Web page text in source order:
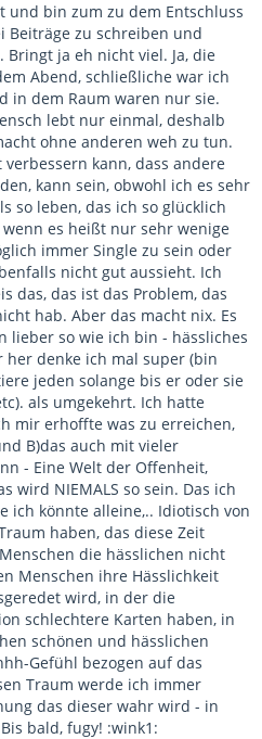
und bin zum zu dem Entschluss
Beiträge zu schreiben und
ja eh nicht viel. Ja, die
Abend, schließliche war ich
in dem Raum waren nur sie.
lebt nur einmal, deshalb
ohne anderen weh zu tun.
kann, dass andere
kann sein, obwohl ich es sehr
so leben, das ich so glücklich
es heißt nur sehr wenige
immer Single zu sein oder
nicht gut aussieht. Ich
das, das ist das Problem, das
hab. Aber das macht nix. Es
lieber so wie ich bin - hässliches
her denke ich mal super (bin
jeden solange bis er oder sie
als umgekehrt. Ich hatte
mir erhoffte was zu erreichen,
B)das auch mit vieler
- Eine Welt der Offenheit,
wird NIEMALS so sein. Das ich
ich könnte alleine,.. Idiotisch von
haben, das diese Zeit
die hässlichen nicht
Menschen ihre Hässlichkeit
wird, in der die
schlechtere Karten haben, in
schönen und hässlichen
Gefühl bezogen auf das
Traum werde ich immer
das dieser wahr wird - in
bald, fugy! :wink1: